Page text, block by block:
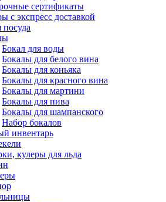
сертификаты
с экспресс доставкой
посуда
Бокал для воды
Бокалы для белого вина
Бокалы для коньяка
Бокалы для красного вина
Бокалы для мартини
Бокалы для пива
Бокалы для шампанского
Набор бокалов
инвентарь
кулеры для льда